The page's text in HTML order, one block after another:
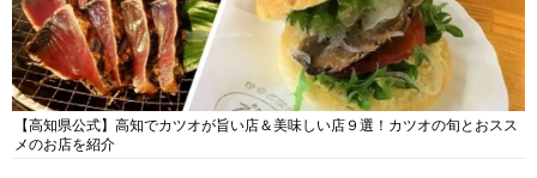
【高知県公式】高知でカツオが旨い店＆美味しい店９選！カツオの旬とおスス
メのお店を紹介